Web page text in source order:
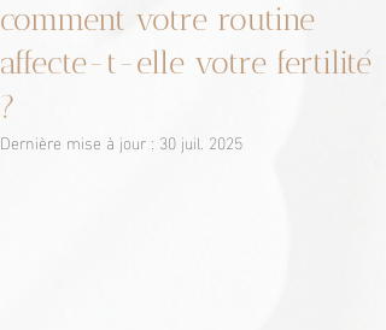
comment votre routine
affecte-t-elle votre fertilité
?
Dernière mise à jour : 30 juil. 2025